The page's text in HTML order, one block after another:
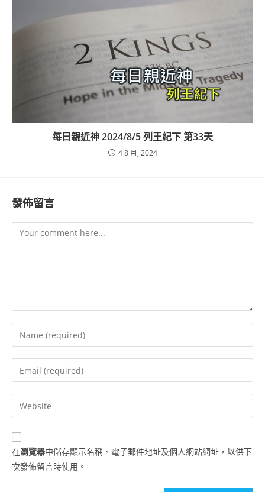
每日親近神 2024/8/5 列王紀下 第33天
4 8 月, 2024
發佈留言
在瀏覽器中儲存顯示名稱、電子郵件地址及個人網站網址，以供下
次發佈留言時使用。